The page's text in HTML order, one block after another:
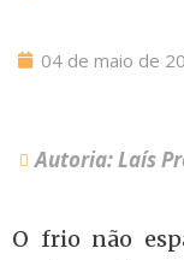
04 de maio de
Autoria: Laís
O frio não